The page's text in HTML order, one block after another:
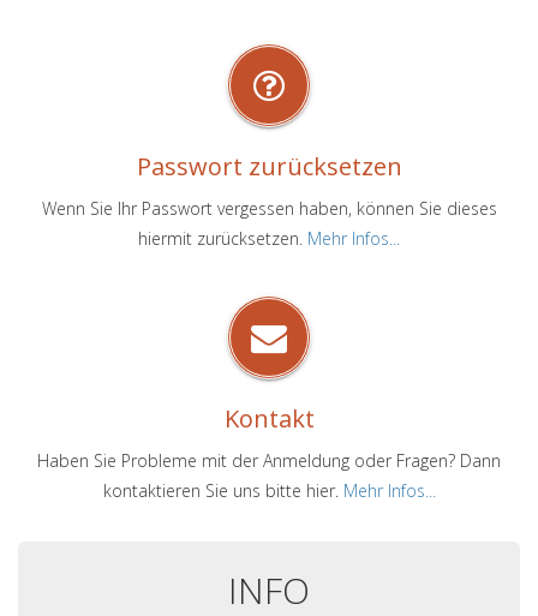
Passwort zurücksetzen
Wenn Sie Ihr Passwort vergessen haben, können Sie dieses
hiermit zurücksetzen. Mehr Infos...
Kontakt
Haben Sie Probleme mit der Anmeldung oder Fragen? Dann
kontaktieren Sie uns bitte hier. Mehr Infos...
INFO